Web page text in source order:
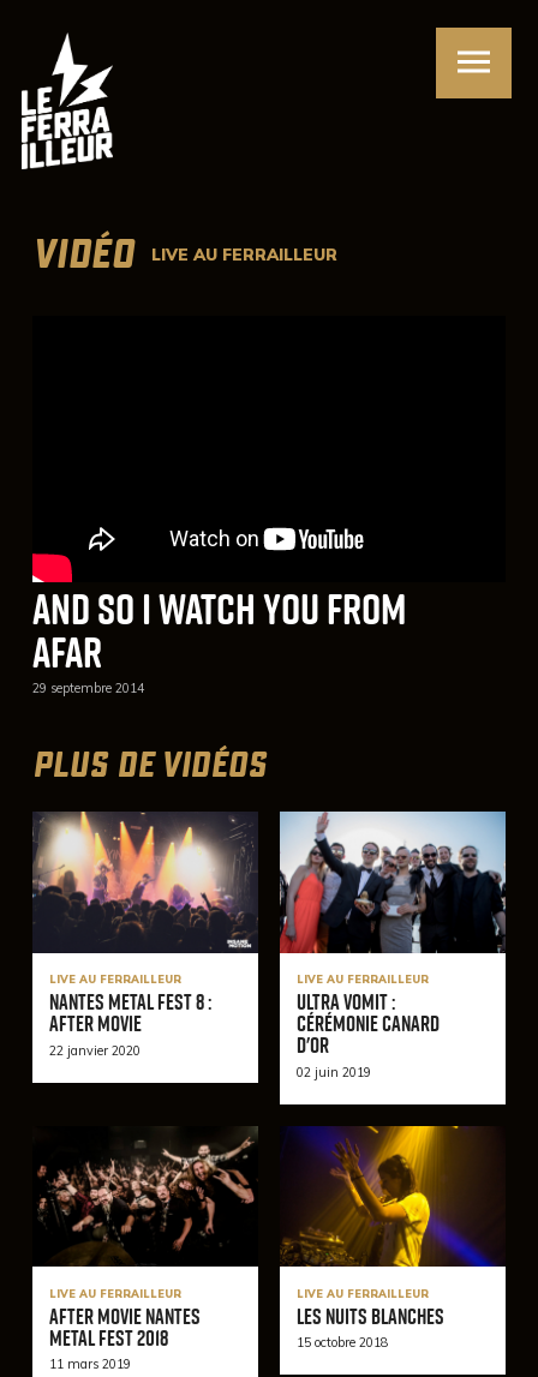
VIDÉO LIVE AU FERRAILLEUR
And So I Watch You From
Afar
29 septembre 2014
PLUS DE VIDÉOS
LIVE AU FERRAILLEUR
Nantes Metal Fest 8 :
After Movie
22 janvier 2020
LIVE AU FERRAILLEUR
Ultra Vomit :
Cérémonie Canard
d'or
02 juin 2019
LIVE AU FERRAILLEUR
After Movie Nantes
Metal Fest 2018
11 mars 2019
LIVE AU FERRAILLEUR
Les nuits blanches
15 octobre 2018